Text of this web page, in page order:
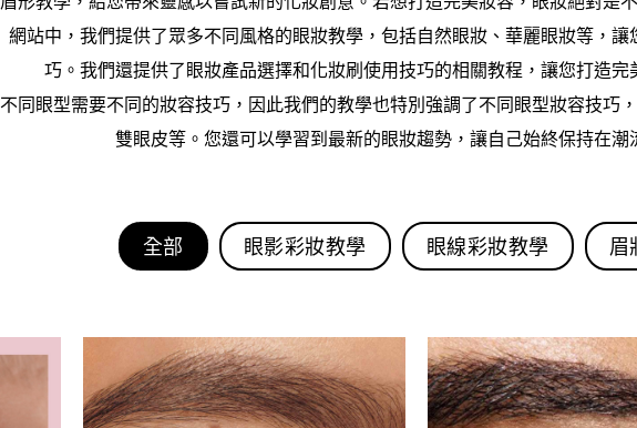
網站中，我們提供了眾多不同風格的眼妝教學，包括自然眼妝、華麗眼妝等，讓
巧。我們還提供了眼妝產品選擇和化妝刷使用技巧的相關教程，讓您打造完
不同眼型需要不同的妝容技巧，因此我們的教學也特別強調了不同眼型妝容技巧
雙眼皮等。您還可以學習到最新的眼妝趨勢，讓自己始終保持在潮
全部 眼影彩妝教學 眼線彩妝教學 眉